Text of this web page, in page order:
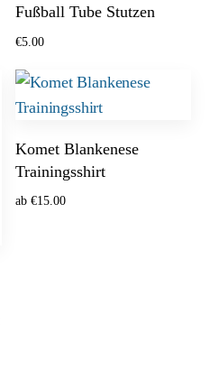
Fußball Tube Stutzen
€5.00
Ausführung wählen
Komet Blankenese
Trainingsshirt
ab €15.00